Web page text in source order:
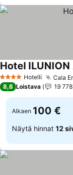
4 Tähtiluokitus
Hotelli Cala
Hotel
8,8 Loistava 19 778
Alkaen 100 €
Näytä hinnat 12